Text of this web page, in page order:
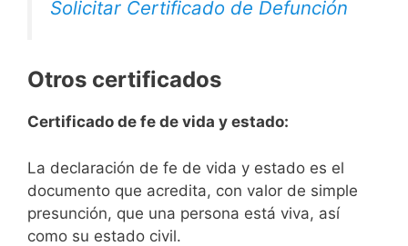
Solicitar Certificado de Defunción
Otros certificados
Certificado de fe de vida y estado:
La declaración de fe de vida y estado es el
documento que acredita, con valor de simple
presunción, que una persona está viva, así
como su estado civil.